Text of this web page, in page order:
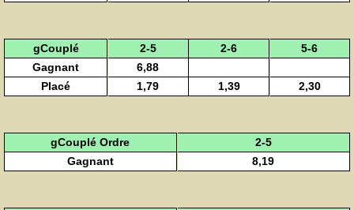
gCouplé 2-5 2-6
5-6
Gagnant
6,88
Placé
1,79 1,39 2,30
gCouplé Ordre
2-5
Gagnant
8,19